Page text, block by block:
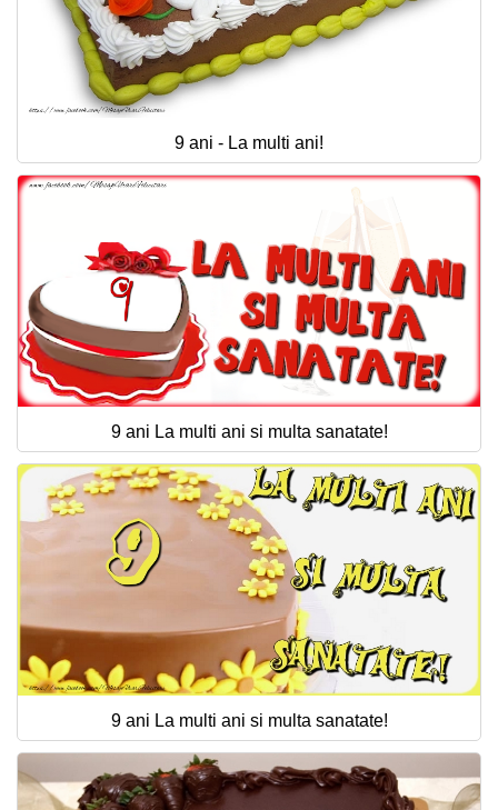
9 ani - La multi ani!
9 ani La multi ani si multa sanatate!
9 ani La multi ani si multa sanatate!